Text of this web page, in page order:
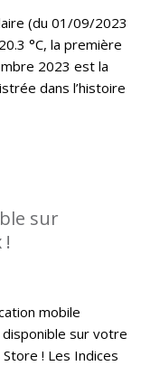
(du 01/09/2023
°C, la première
2023 est la
dans l’histoire
sur
mobile
sur votre
! Les Indices